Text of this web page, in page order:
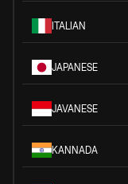
ITALIAN
JAPANESE
JAVANESE
KANNADA